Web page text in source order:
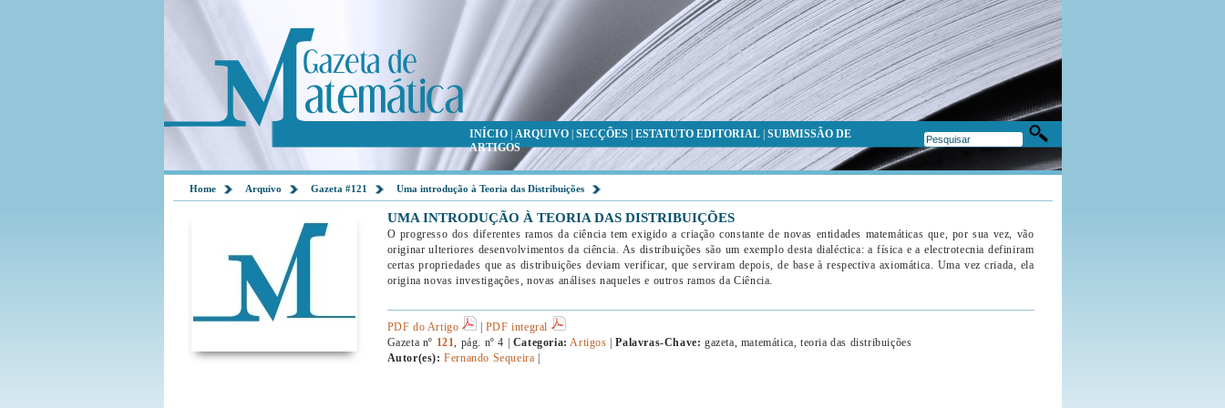
INÍCIO| ARQUIVO| SECÇÕES| ESTATUTO EDITORIAL| SUBMISSÃO DE
ARTIGOS
Home Arquivo Gazeta #121 Uma introdução à Teoria das Distribuições
UMA INTRODUÇÃO À TEORIA DAS DISTRIBUIÇÕES
O progresso dos diferentes ramos da ciência tem exigido a criação constante de novas entidades matemáticas que, por sua vez, vão
originar ulteriores desenvolvimentos da ciência. As distribuições são um exemplo desta dialéctica: a física e a electrotecnia definiram
certas propriedades que as distribuições deviam verificar, que serviram depois, de base à respectiva axiomática. Uma vez criada, ela
origina novas investigações, novas análises naqueles e outros ramos da Ciência.
PDF do Artigo | PDF integral
Gazeta nº 121, pág. nº 4 | Categoria: Artigos |Palavras-Chave: gazeta, matemática, teoria das distribuições
Autor(es): Fernando Sequeira